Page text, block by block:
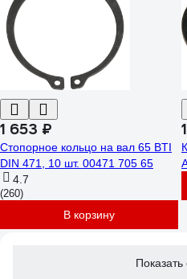
1 653 ₽
Стопорное кольцо на вал 65 BTI
DIN 471, 10 шт. 00471 705 65
4.7
(260)
В корзину